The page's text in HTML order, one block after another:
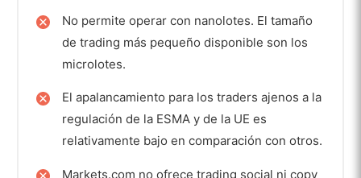
No permite operar con nanolotes. El tamaño
de trading más pequeño disponible son los
microlotes.
El apalancamiento para los traders ajenos a la
regulación de la ESMA y de la UE es
relativamente bajo en comparación con otros.
Markets.com no ofrece trading social ni copy